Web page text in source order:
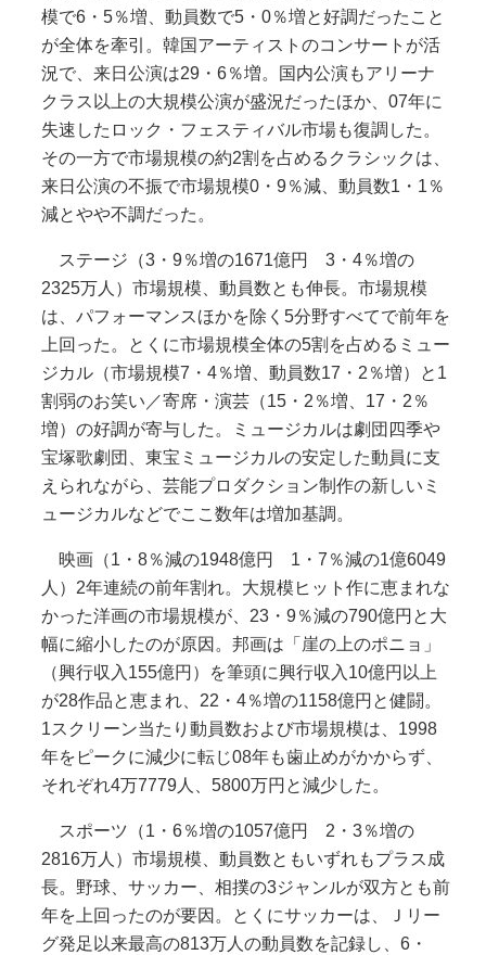
模で6・5％増、動員数で5・0％増と好調だったこと
が全体を牽引。韓国アーティストのコンサートが活
況で、来日公演は29・6％増。国内公演もアリーナ
クラス以上の大規模公演が盛況だったほか、07年に
失速したロック・フェスティバル市場も復調した。
その一方で市場規模の約2割を占めるクラシックは、
来日公演の不振で市場規模0・9％減、動員数1・1％
減とやや不調だった。
ステージ（3・9％増の1671億円 3・4％増の
2325万人）市場規模、動員数とも伸長。市場規模
は、パフォーマンスほかを除く5分野すべてで前年を
上回った。とくに市場規模全体の5割を占めるミュー
ジカル（市場規模7・4％増、動員数17・2％増）と1
割弱のお笑い／寄席・演芸（15・2％増、17・2％
増）の好調が寄与した。ミュージカルは劇団四季や
宝塚歌劇団、東宝ミュージカルの安定した動員に支
えられながら、芸能プロダクション制作の新しいミ
ュージカルなどでここ数年は増加基調。
映画（1・8％減の1948億円 1・7％減の1億6049
人）2年連続の前年割れ。大規模ヒット作に恵まれな
かった洋画の市場規模が、23・9％減の790億円と大
幅に縮小したのが原因。邦画は「崖の上のポニョ」
（興行収入155億円）を筆頭に興行収入10億円以上
が28作品と恵まれ、22・4％増の1158億円と健闘。
1スクリーン当たり動員数および市場規模は、1998
年をピークに減少に転じ08年も歯止めがかからず、
それぞれ4万7779人、5800万円と減少した。
スポーツ（1・6％増の1057億円 2・3％増の
2816万人）市場規模、動員数ともいずれもプラス成
長。野球、サッカー、相撲の3ジャンルが双方とも前
年を上回ったのが要因。とくにサッカーは、Ｊリー
グ発足以来最高の813万人の動員数を記録し、6・